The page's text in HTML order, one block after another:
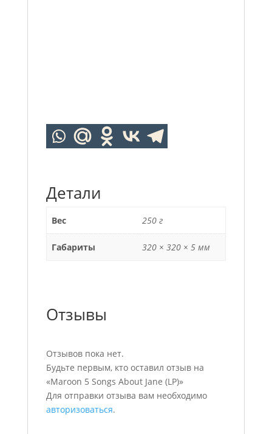
Детали
Вес 250 г
Габариты 320 × 320 × 5 мм
Отзывы
Отзывов пока нет.
Будьте первым, кто оставил отзыв на
«Maroon 5 Songs About Jane (LP)»
Для отправки отзыва вам необходимо
авторизоваться.